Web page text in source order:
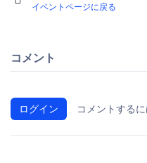
イベントページに戻る
コメント
ログイン コメントする